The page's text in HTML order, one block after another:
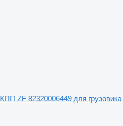
КПП ZF 82320006449 для грузовика